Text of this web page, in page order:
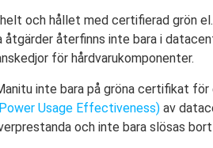
och hållet med certifierad grön
återfinns inte bara i
för hårdvarukomponenter.
inte bara på gröna certifikat
Usage Effectiveness) av
och inte bara slösas